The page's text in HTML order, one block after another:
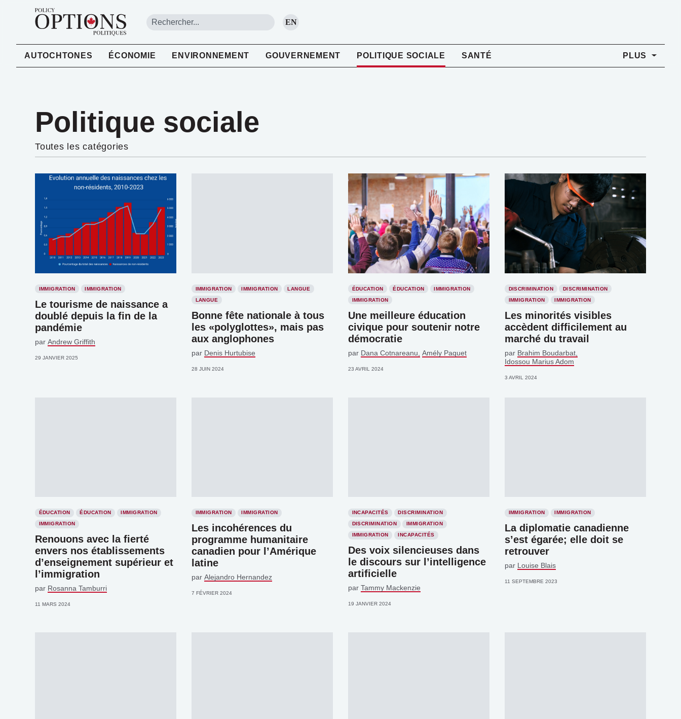
RECHERCHE
EN
AUTOCHTONES ÉCONOMIE ENVIRONNEMENT GOUVERNEMENT POLITIQUE SOCIALE SANTÉ PLUS
Politique sociale
Toutes les catégories
IMMIGRATION IMMIGRATION
Le tourisme de naissance a
doublé depuis la fin de la
pandémie
par Andrew Griffith
29 JANVIER 2025
IMMIGRATION IMMIGRATION
LANGUE
LANGUE
Bonne fête nationale à tous
les «polyglottes», mais pas
aux anglophones
par Denis Hurtubise
28 JUIN 2024
ÉDUCATION ÉDUCATION
IMMIGRATION
IMMIGRATION
Une meilleure éducation
civique pour soutenir notre
démocratie
par Dana Cotnareanu Amély Paquet
23 AVRIL 2024
DISCRIMINATION
DISCRIMINATION
IMMIGRATION
IMMIGRATION
Les minorités visibles
accèdent difficilement au
marché du travail
par Brahim Boudarbat
Idossou Marius Adom
3 AVRIL 2024
ÉDUCATION ÉDUCATION
IMMIGRATION
IMMIGRATION
Renouons avec la fierté
envers nos établissements
d’enseignement supérieur et
l’immigration
par Rosanna Tamburri
11 MARS 2024
IMMIGRATION IMMIGRATION
Les incohérences du
programme humanitaire
canadien pour l’Amérique
latine
par Alejandro Hernandez
7 FÉVRIER 2024
INCAPACITÉS
DISCRIMINATION
DISCRIMINATION
IMMIGRATION
IMMIGRATION
INCAPACITÉS
Des voix silencieuses dans
le discours sur l’intelligence
artificielle
par Tammy Mackenzie
19 JANVIER 2024
IMMIGRATION IMMIGRATION
La diplomatie canadienne
s’est égarée; elle doit se
retrouver
par Louise Blais
11 SEPTEMBRE 2023